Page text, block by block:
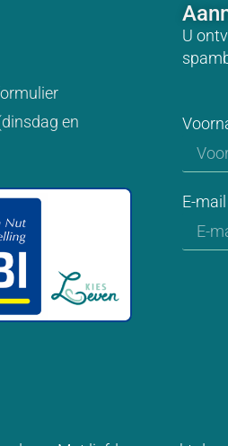
en
U
E-mail